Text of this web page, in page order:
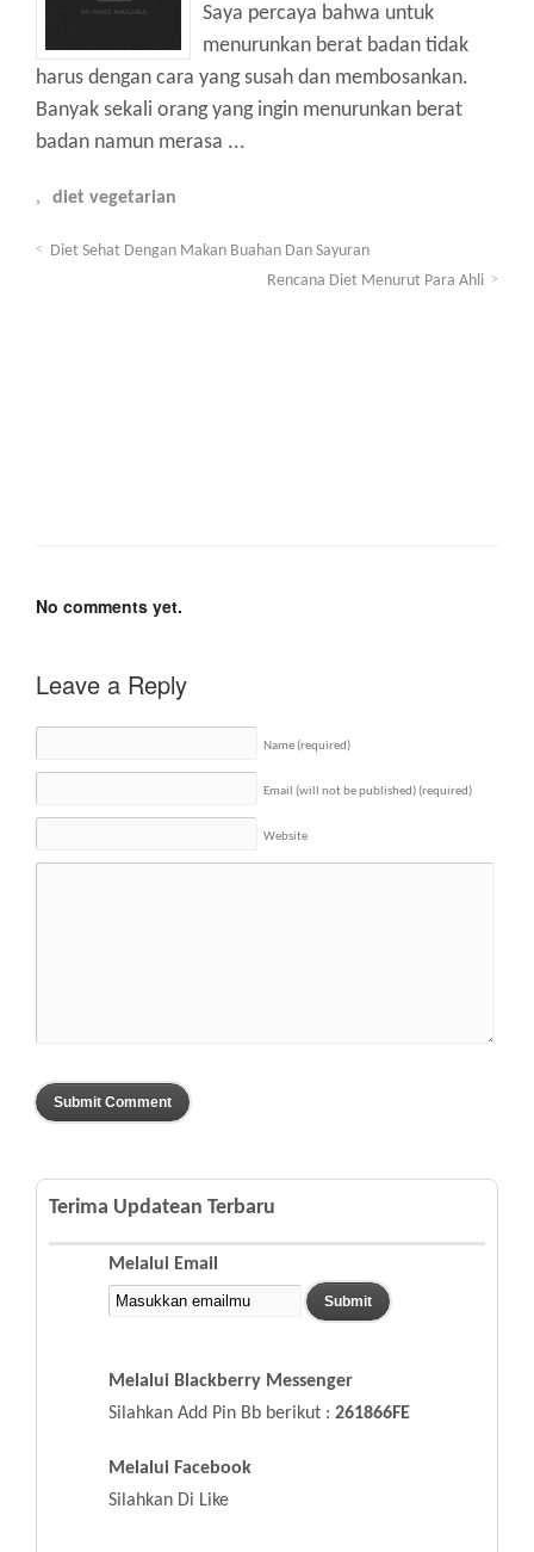
Saya percaya bahwa untuk
menurunkan berat badan tidak
harus dengan cara yang susah dan membosankan.
Banyak sekali orang yang ingin menurunkan berat
badan namun merasa ...
diet vegetarian
Diet Sehat Dengan Makan Buahan Dan Sayuran
Rencana Diet Menurut Para Ahli
No comments yet.
Leave a Reply
Name (required)
Email (will not be published) (required)
Website
Terima Updatean Terbaru
Melalui Email
Melalui Blackberry Messenger
Silahkan Add Pin Bb berikut : 261866FE
Melalui Facebook
Silahkan Di Like